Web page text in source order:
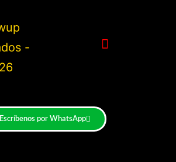
Escríbenos por WhatsApp